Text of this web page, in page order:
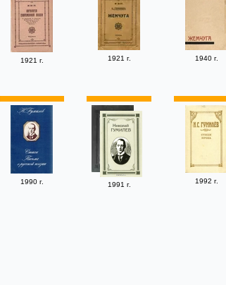
1921 г. 1921 г. 1940 г.
1990 г. 1991 г. 1992 г.